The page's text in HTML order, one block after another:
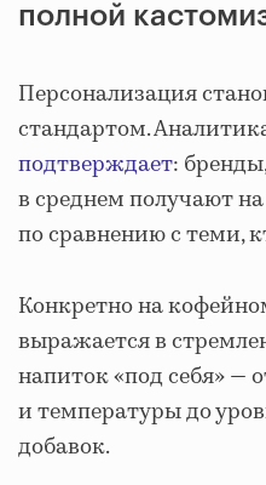
полной
Персонализация
стандартом.
подтверждает:
в среднем получают
по сравнению с теми,
Конкретно на
выражается в
напиток «под себя» —
и температуры до
добавок.